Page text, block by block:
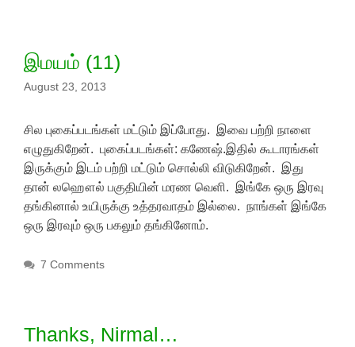
இமயம் (11)
August 23, 2013
சில புகைப்படங்கள் மட்டும் இப்போது. இவை பற்றி நாளை
எழுதுகிறேன். புகைப்படங்கள்: கணேஷ்.இதில் கூடாரங்கள்
இருக்கும் இடம் பற்றி மட்டும் சொல்லி விடுகிறேன். இது
தான் லஹௌல் பகுதியின் மரண வெளி. இங்கே ஒரு இரவு
தங்கினால் உயிருக்கு உத்தரவாதம் இல்லை. நாங்கள் இங்கே
ஒரு இரவும் ஒரு பகலும் தங்கினோம்.
7 Comments
Thanks, Nirmal…